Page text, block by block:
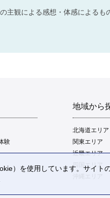
主観による感想・体感によるも
験
地域から
北海道エリア
関東エリア
近畿エリア
四国エリア
）を使用しています。サイト